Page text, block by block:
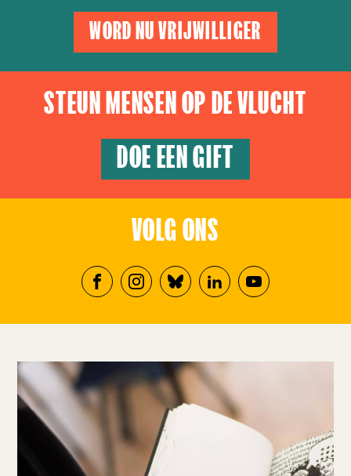
WORD NU VRIJWILLIGER
STEUN MENSEN OP DE VLUCHT
DOE EEN GIFT
VOLG ONS